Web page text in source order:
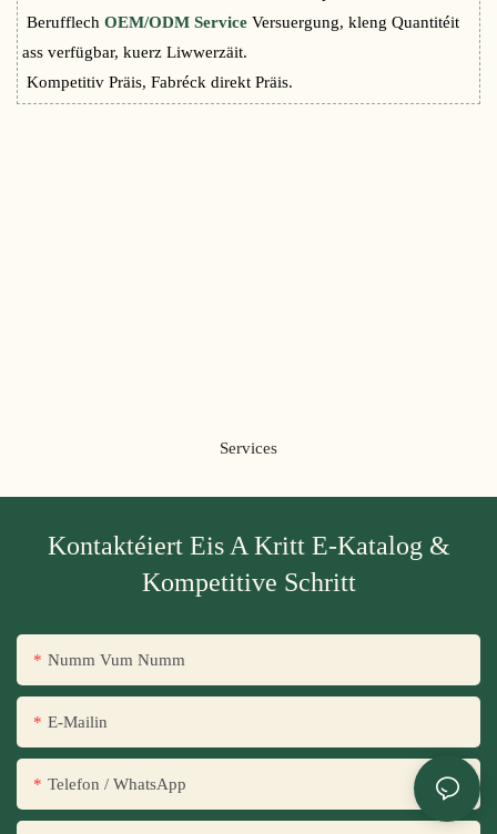
BerufflechOEM/ODM ServiceVersuergung, kleng Quantitéit
ass verfügbar, kuerz Liwwerzäit.
Kompetitiv Präis, Fabréck direkt Präis.
Services
Kontaktéiert Eis A Kritt E-Katalog &
Kompetitive Schritt
Numm Vum Numm
E-Mailin
Telefon / WhatsApp